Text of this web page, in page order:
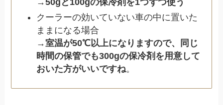
→50gと100gの保冷剤を1つずつ使う
クーラーの効いていない車の中に置いた
ままになる場合
→室温が50℃以上になりますので、同じ
時間の保管でも300gの保冷剤を用意して
おいた方がいいですね。